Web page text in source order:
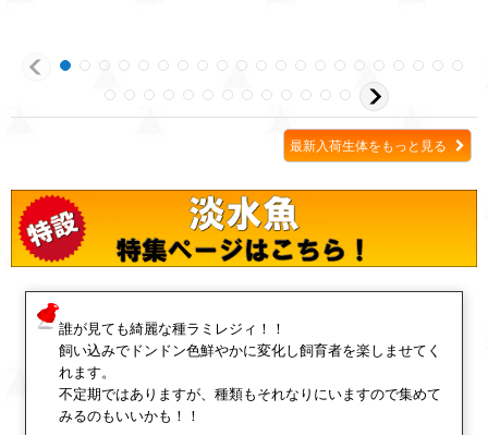
最新入荷生体をもっと見る
誰が見ても綺麗な種ラミレジィ！！
飼い込みでドンドン色鮮やかに変化し飼育者を楽しませてく
れます。
不定期ではありますが、種類もそれなりにいますので集めて
みるのもいいかも！！